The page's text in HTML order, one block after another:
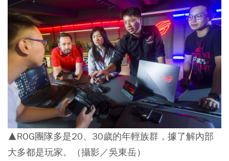
▲ROG團隊多是20、30歲的年輕族群，據了解內部
大多都是玩家。（攝影／吳東岳）